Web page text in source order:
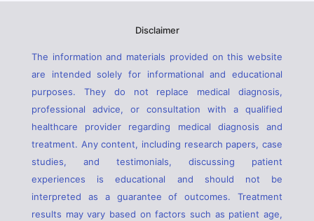
Disclaimer
The information and materials provided on this website
are intended solely for informational and educational
purposes. They do not replace medical diagnosis,
professional advice, or consultation with a qualified
healthcare provider regarding medical diagnosis and
treatment. Any content, including research papers, case
studies, and testimonials, discussing patient
experiences is educational and should not be
interpreted as a guarantee of outcomes. Treatment
results may vary based on factors such as patient age,